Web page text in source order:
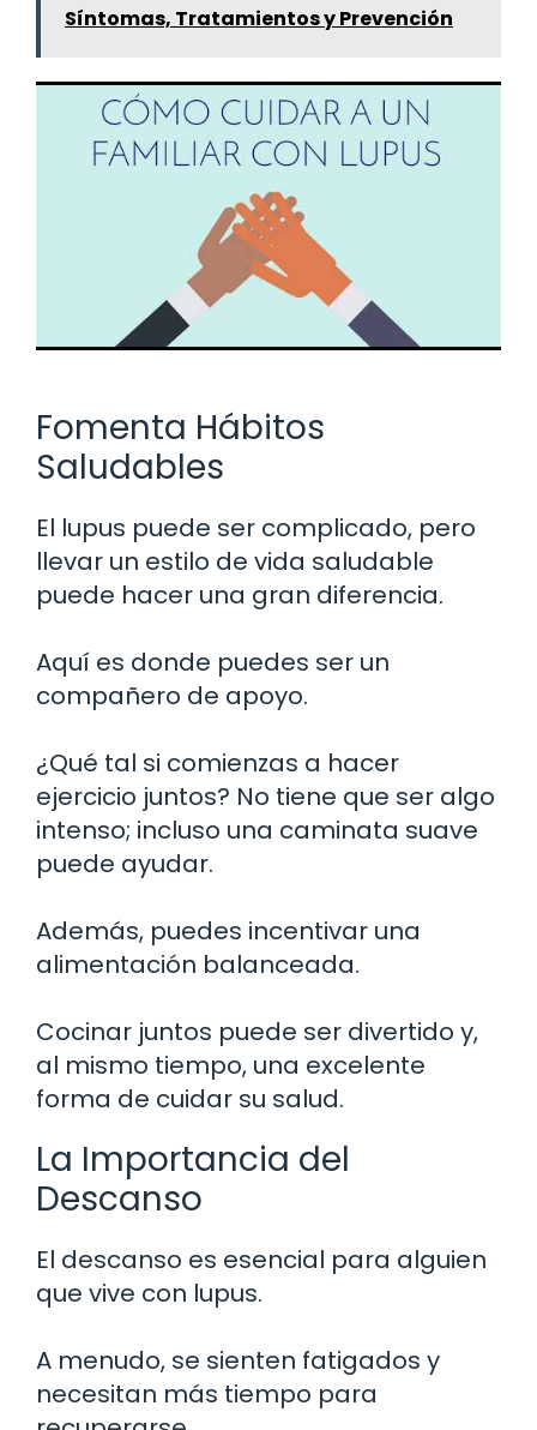
Síntomas, Tratamientos y Prevención
Fomenta Hábitos
Saludables
El lupus puede ser complicado, pero
llevar un estilo de vida saludable
puede hacer una gran diferencia.
Aquí es donde puedes ser un
compañero de apoyo.
¿Qué tal si comienzas a hacer
ejercicio juntos? No tiene que ser algo
intenso; incluso una caminata suave
puede ayudar.
Además, puedes incentivar una
alimentación balanceada.
Cocinar juntos puede ser divertido y,
al mismo tiempo, una excelente
forma de cuidar su salud.
La Importancia del
Descanso
El descanso es esencial para alguien
que vive con lupus.
A menudo, se sienten fatigados y
necesitan más tiempo para